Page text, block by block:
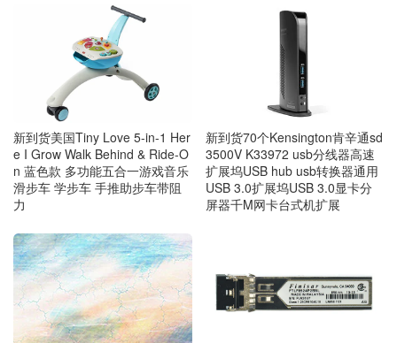
新到货美国Tiny Love 5-in-1 Her
e I Grow Walk Behind & Ride-O
n 蓝色款 多功能五合一游戏音乐
滑步车 学步车 手推助步车带阻
力
新到货70个Kensington肯辛通sd
3500V K33972 usb分线器高速
扩展坞USB hub usb转换器通用
USB 3.0扩展坞USB 3.0显卡分
屏器千M网卡台式机扩展